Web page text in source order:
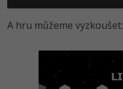
A hru můžeme vyzkoušet: